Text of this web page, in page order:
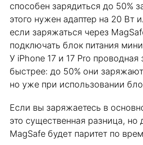
способен зарядиться до 50%
этого нужен адаптер на 20 Вт
если заряжаться через
подключать блок питания
У iPhone 17 и 17 Pro проводная
быстрее: до 50% они
но уже при использовании
Если вы заряжаетесь в
это существенная разница, но
MagSafe будет паритет по